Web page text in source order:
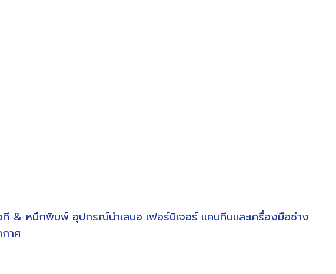
ที & หมึกพิมพ์ อุปกรณ์นำเสนอ เฟอร์นิเจอร์ แคนทีนและเครื่องมือช่าง
าศ